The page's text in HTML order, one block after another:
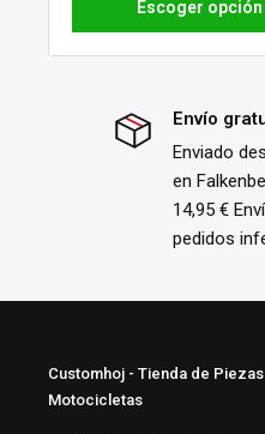
Escoger opción
Envío
Enviado
en
14,95 €
pedidos
Customhoj - Tienda de
Motocicletas